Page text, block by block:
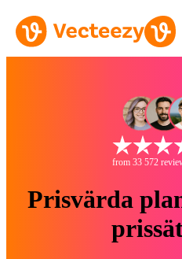
from 33 572
Prisvärda